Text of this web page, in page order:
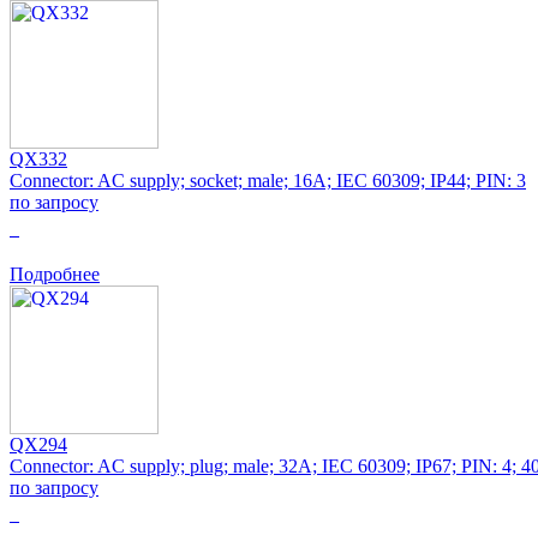
QX332
Connector: AC supply; socket; male; 16A; IEC 60309; IP44; PIN: 3
по запросу
Подробнее
QX294
Connector: AC supply; plug; male; 32A; IEC 60309; IP67; PIN: 4;
по запросу